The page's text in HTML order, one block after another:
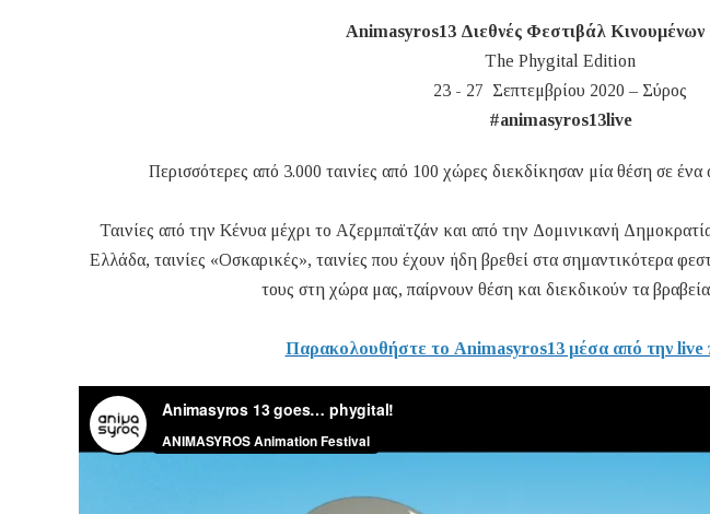
Animasyros13 Διεθνές Φεστιβάλ Κινουμένων
The Phygital Edition
23 - 27 Σεπτεμβρίου 2020 – Σύρος
#animasyros13live
Περισσότερες από 3.000 ταινίες από 100 χώρες διεκδίκησαν μία θέση σε
Ταινίες από την Κένυα μέχρι το Αζερμπαϊτζάν και από την Δομινικανή
Ελλάδα, ταινίες «Οσκαρικές», ταινίες που έχουν ήδη βρεθεί στα σημαντικότερα
τους στη χώρα μας, παίρνουν θέση και διεκδικούν τα
Παρακολουθήστε το Animasyros13 μέσα από την live